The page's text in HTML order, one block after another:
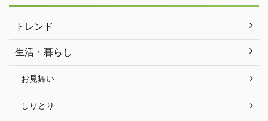
トレンド
生活・暮らし
お見舞い
しりとり